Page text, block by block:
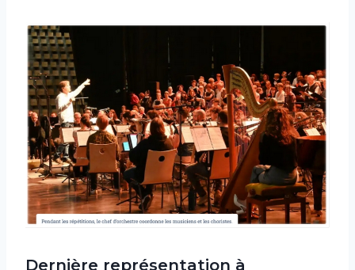
Dernière représentation à